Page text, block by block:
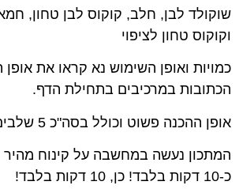
שוקולד לבן, חלב, קוקוס לבן טחון,
וקוקוס טחון לציפוי
כמויות ואופן השימוש נא קראו את אופן
הכתובות במרכיבים בתחילת הדף.
אופן ההכנה פשוט וכולל בסה"כ 5 שלבים בלבד.
המתכון נעשה במחשבה על קינוח מהיר
כ-10 דקות בלבד! כן, 10 דקות בלבד!